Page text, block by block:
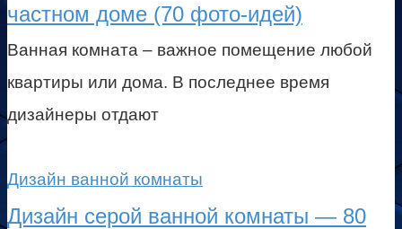
частном доме (70 фото-идей)
Ванная комната – важное помещение любой
квартиры или дома. В последнее время
дизайнеры отдают
Дизайн ванной комнаты
Дизайн серой ванной комнаты — 80